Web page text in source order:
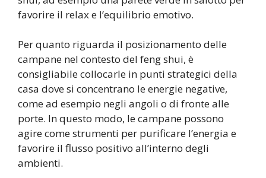
favorire il relax e l’equilibrio emotivo.
Per quanto riguarda il posizionamento delle
campane nel contesto del feng shui, è
consigliabile collocarle in punti strategici della
casa dove si concentrano le energie negative,
come ad esempio negli angoli o di fronte alle
porte. In questo modo, le campane possono
agire come strumenti per purificare l’energia e
favorire il flusso positivo all’interno degli
ambienti.